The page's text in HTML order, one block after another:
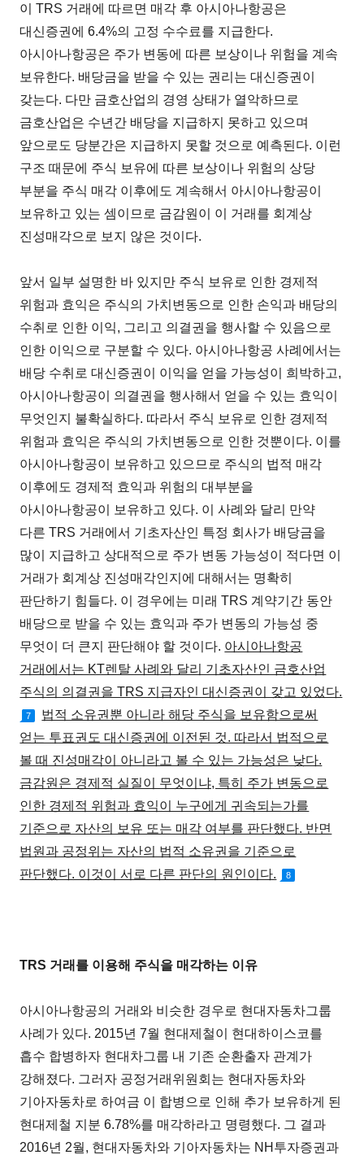
이 TRS 거래에 따르면 매각 후 아시아나항공은
대신증권에 6.4%의 고정 수수료를 지급한다.
아시아나항공은 주가 변동에 따른 보상이나 위험을 계속
보유한다. 배당금을 받을 수 있는 권리는 대신증권이
갖는다. 다만 금호산업의 경영 상태가 열악하므로
금호산업은 수년간 배당을 지급하지 못하고 있으며
앞으로도 당분간은 지급하지 못할 것으로 예측된다. 이런
구조 때문에 주식 보유에 따른 보상이나 위험의 상당
부분을 주식 매각 이후에도 계속해서 아시아나항공이
보유하고 있는 셈이므로 금감원이 이 거래를 회계상
진성매각으로 보지 않은 것이다.
앞서 일부 설명한 바 있지만 주식 보유로 인한 경제적
위험과 효익은 주식의 가치변동으로 인한 손익과 배당의
수취로 인한 이익, 그리고 의결권을 행사할 수 있음으로
인한 이익으로 구분할 수 있다. 아시아나항공 사례에서는
배당 수취로 대신증권이 이익을 얻을 가능성이 희박하고,
아시아나항공이 의결권을 행사해서 얻을 수 있는 효익이
무엇인지 불확실하다. 따라서 주식 보유로 인한 경제적
위험과 효익은 주식의 가치변동으로 인한 것뿐이다. 이를
아시아나항공이 보유하고 있으므로 주식의 법적 매각
이후에도 경제적 효익과 위험의 대부분을
아시아나항공이 보유하고 있다. 이 사례와 달리 만약
다른 TRS 거래에서 기초자산인 특정 회사가 배당금을
많이 지급하고 상대적으로 주가 변동 가능성이 적다면 이
거래가 회계상 진성매각인지에 대해서는 명확히
판단하기 힘들다. 이 경우에는 미래 TRS 계약기간 동안
배당으로 받을 수 있는 효익과 주가 변동의 가능성 중
무엇이 더 큰지 판단해야 할 것이다. 아시아나항공
거래에서는 KT렌탈 사례와 달리 기초자산인 금호산업
주식의 의결권을 TRS 지급자인 대신증권이 갖고 있었다.
7
법적 소유권뿐 아니라 해당 주식을 보유함으로써
얻는 투표권도 대신증권에 이전된 것. 따라서 법적으로
볼 때 진성매각이 아니라고 볼 수 있는 가능성은 낮다.
금감원은 경제적 실질이 무엇이냐, 특히 주가 변동으로
인한 경제적 위험과 효익이 누구에게 귀속되는가를
기준으로 자산의 보유 또는 매각 여부를 판단했다. 반면
법원과 공정위는 자산의 법적 소유권을 기준으로
판단했다. 이것이 서로 다른 판단의 원인이다.
8
TRS 거래를 이용해 주식을 매각하는 이유
아시아나항공의 거래와 비슷한 경우로 현대자동차그룹
사례가 있다. 2015년 7월 현대제철이 현대하이스코를
흡수 합병하자 현대차그룹 내 기존 순환출자 관계가
강해졌다. 그러자 공정거래위원회는 현대자동차와
기아자동차로 하여금 이 합병으로 인해 추가 보유하게 된
현대제철 지분 6.78%를 매각하라고 명령했다. 그 결과
2016년 2월, 현대자동차와 기아자동차는 NH투자증권과